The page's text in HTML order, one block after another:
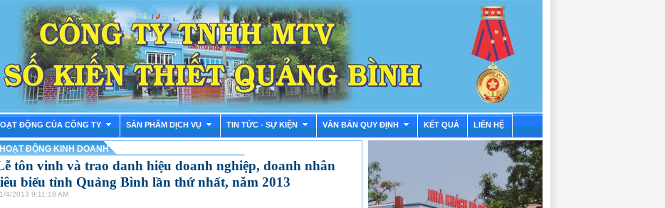
ĐỘNG CỦA CÔNG TY SẢN PHẨM DỊCH VỤ TIN TỨC - SỰ KIỆN VĂN BẢN QUY ĐỊNH KẾT QUẢ LIÊN HỆ
HOẠT ĐỘNG KINH DOANH
tôn vinh và trao danh hiệu doanh nghiệp, doanh nhân
biểu tỉnh Quảng Bình lần thứ nhất, năm 2013
4/2013 9:11:18 AM